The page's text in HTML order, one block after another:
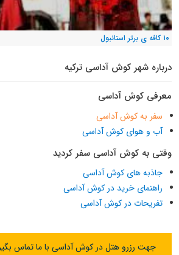
۱۰ کافه ی برتر استانبول
درباره شهر کوش آداسی ترکیه
معرفی کوش آداسی
سفر به کوش آداسی
آب و هوای کوش آداسی
وقتی به کوش آداسی سفر کردید
جاذبه های کوش آداسی
راهنمای خرید در کوش آداسی
تفریحات در کوش آداسی
جهت رزرو هتل در کوش آداسی با ما تماس